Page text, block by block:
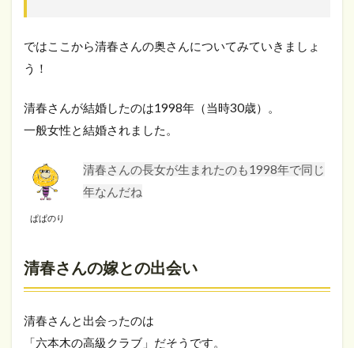
ではここから清春さんの奥さんについてみていきましょ
う！
清春さんが結婚したのは1998年（当時30歳）。
一般女性と結婚されました。
ぱぱのり
清春さんの長女が生まれたのも1998年で同じ
年なんだね
清春さんの嫁との出会い
清春さんと出会ったのは
「六本木の高級クラブ」だそうです。